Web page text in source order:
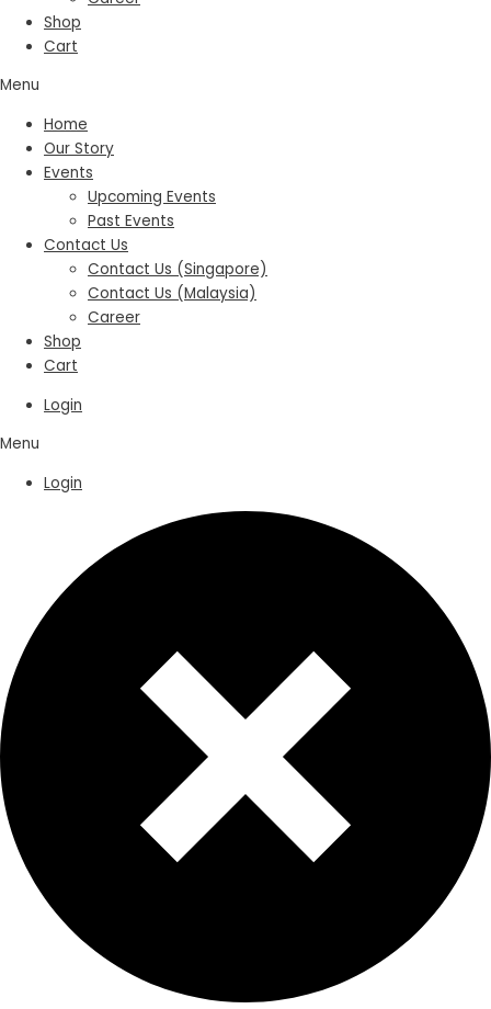
Shop
Cart
Menu
Home
Our Story
Events
Upcoming Events
Past Events
Contact Us
Contact Us (Singapore)
Contact Us (Malaysia)
Career
Shop
Cart
Login
Menu
Login